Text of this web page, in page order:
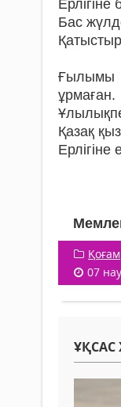
Бас
ұрмаған.
Қазақ
Ерлігіне
Қоғам
07